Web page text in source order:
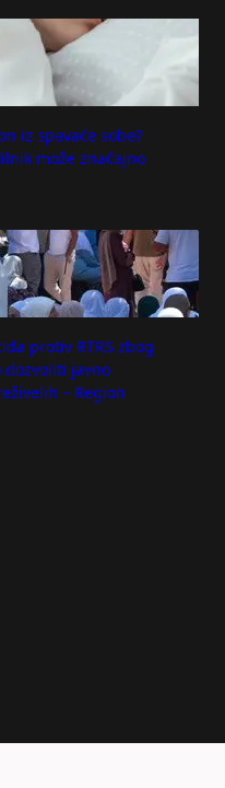
iz spavaće sobe?
može značajno
protiv RTRS zbog
dozvoliti javno
– Region